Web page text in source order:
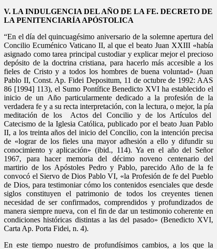
V. LA INDULGENCIA DEL AÑO DE LA FE. DECRETO DE
LA PENITENCIARÍA APÓSTOLICA
“En el día del quincuagésimo aniversario de la solemne apertura del
Concilio Ecuménico Vaticano II, al que el beato Juan XXIII «había
asignado como tarea principal custodiar y explicar mejor el precioso
depósito de la doctrina cristiana, para hacerlo más accesible a los
fieles de Cristo y a todos los hombres de buena voluntad» (Juan
Pablo II, Const. Ap. Fidei Depositum, 11 de octubre de 1992: AAS
86 [1994] 113), el Sumo Pontífice Benedicto XVI ha establecido el
inicio de un Año particularmente dedicado a la profesión de la
verdadera fe y a su recta interpretación, con la lectura, o mejor, la pía
meditación de los Actos del Concilio y de los Artículos del
Catecismo de la Iglesia Católica, publicado por el beato Juan Pablo
II, a los treinta años del inicio del Concilio, con la intención precisa
de «lograr de los fieles una mayor adhesión a ello y difundir su
conocimiento y aplicación» (ibid., 114). Ya en el año del Señor
1967, para hacer memoria del décimo noveno centenario del
martirio de los Apóstoles Pedro y Pablo, parecido Año de la fe
convocó el Siervo de Dios Pablo VI, «la Profesión de fe del Pueblo
de Dios, para testimoniar cómo los contenidos esenciales que desde
siglos constituyen el patrimonio de todos los creyentes tienen
necesidad de ser confirmados, comprendidos y profundizados de
manera siempre nueva, con el fin de dar un testimonio coherente en
condiciones históricas distintas a las del pasado» (Benedicto XVI,
Carta Ap. Porta Fidei, n. 4).
En este tiempo nuestro de profundísimos cambios, a los que la